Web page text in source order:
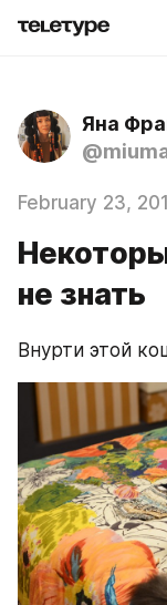
Яна
February 23,
не знать
Внурти этой